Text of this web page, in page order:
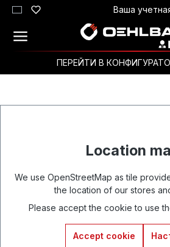
Перейти к основномуВаша
ПЕРЕЙТИ В
Location
We use OpenStreetMap as tile
the location of our stores
Please accept the cookie to use
Accept cookie